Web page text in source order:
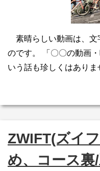
素晴らしい動画は、文
のです。 「〇〇の動画
いう話も珍しくはあり
ZWIFT(ズイ
め、コース裏